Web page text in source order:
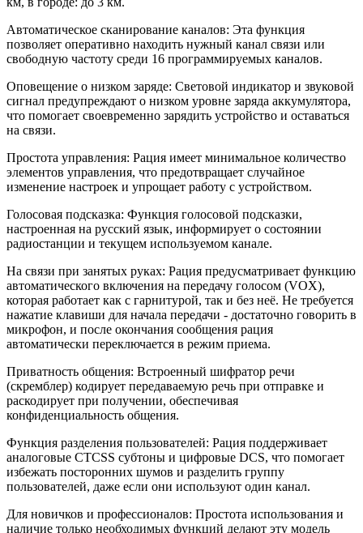
Автоматическое сканирование каналов: Эта функция
позволяет оперативно находить нужный канал связи или
свободную частоту среди 16 программируемых каналов.
Оповещение о низком заряде: Световой индикатор и звуковой
сигнал предупреждают о низком уровне заряда аккумулятора,
что помогает своевременно зарядить устройство и оставаться
на связи.
Простота управления: Рация имеет минимальное количество
элементов управления, что предотвращает случайное
изменение настроек и упрощает работу с устройством.
Голосовая подсказка: Функция голосовой подсказки,
настроенная на русский язык, информирует о состоянии
радиостанции и текущем используемом канале.
На связи при занятых руках: Рация предусматривает функцию
автоматического включения на передачу голосом (VOX),
которая работает как с гарнитурой, так и без неё. Не требуется
нажатие клавиши для начала передачи - достаточно говорить в
микрофон, и после окончания сообщения рация
автоматически переключается в режим приема.
Приватность общения: Встроенный шифратор речи
(скремблер) кодирует передаваемую речь при отправке и
раскодирует при получении, обеспечивая
конфиденциальность общения.
Функция разделения пользователей: Рация поддерживает
аналоговые CTCSS субтоны и цифровые DCS, что помогает
избежать посторонних шумов и разделить группу
пользователей, даже если они используют один канал.
Для новичков и профессионалов: Простота использования и
наличие только необходимых функций делают эту модель